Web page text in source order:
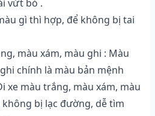
vứt bỏ .
gì thì hợp, để không bị tai
màu xám, màu ghi : Màu
chính là màu bản mệnh
xe màu trắng, màu xám, màu
bị lạc đường, dễ tìm